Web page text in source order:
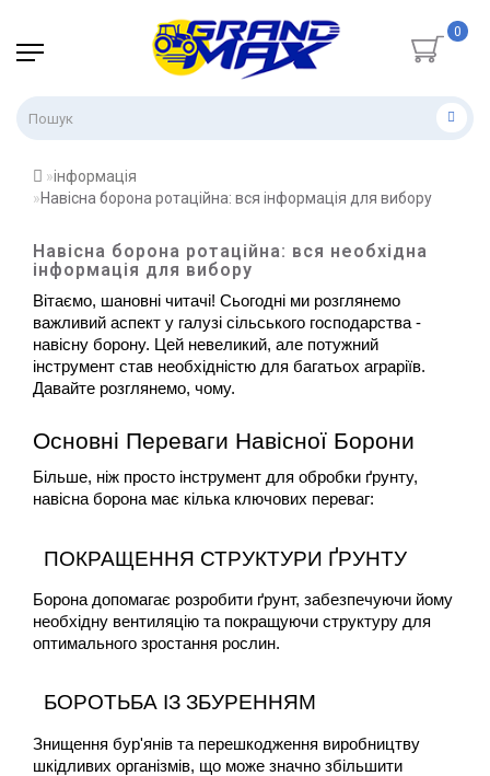
0
інформація
Навісна борона ротаційна: вся інформація для вибору
Навісна борона ротаційна: вся необхідна
інформація для вибору
Вітаємо, шановні читачі! Сьогодні ми розглянемо
важливий аспект у галузі сільського господарства -
навісну борону. Цей невеликий, але потужний
інструмент став необхідністю для багатьох аграріїв.
Давайте розглянемо, чому.
Основні Переваги Навісної Борони
Більше, ніж просто інструмент для обробки ґрунту,
навісна борона має кілька ключових переваг:
ПОКРАЩЕННЯ СТРУКТУРИ ҐРУНТУ
Борона допомагає розробити ґрунт, забезпечуючи йому
необхідну вентиляцію та покращуючи структуру для
оптимального зростання рослин.
БОРОТЬБА ІЗ ЗБУРЕННЯМ
Знищення бур'янів та перешкодження виробництву
шкідливих організмів, що може значно збільшити